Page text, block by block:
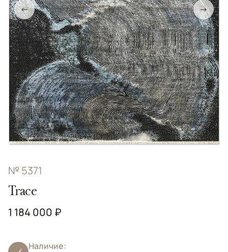
← →
№ 5371
Trace
1 184 000 ₽
Наличие: